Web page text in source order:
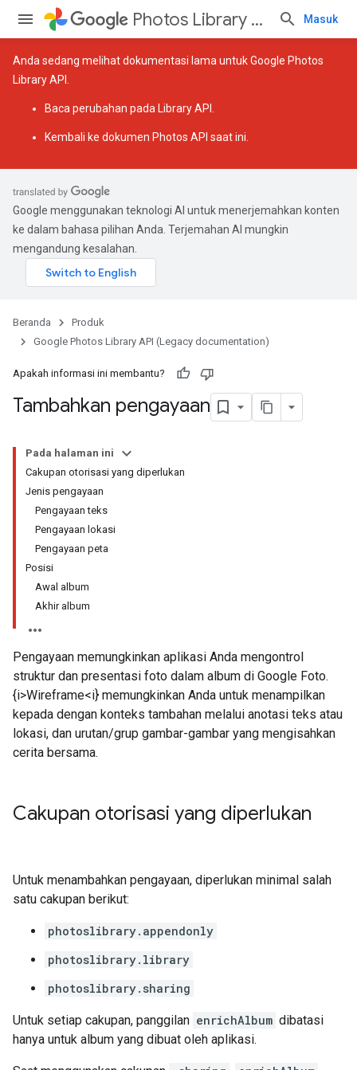
Photos Library API (Legacy documentation) Masuk
Anda sedang melihat dokumentasi lama untuk Google Photos
Library API.
Baca perubahan pada Library API
Kembali ke dokumen Photos API saat ini
Google menggunakan teknologi AI untuk menerjemahkan konten
ke dalam bahasa pilihan Anda. Terjemahan AI mungkin
mengandung kesalahan.
Beranda
Produk
Google Photos Library API (Legacy documentation)
Apakah informasi ini membantu?
Tambahkan pengayaan
Pada halaman ini
Cakupan otorisasi yang diperlukan
Jenis pengayaan
Pengayaan teks
Pengayaan lokasi
Pengayaan peta
Posisi
Awal album
Akhir album
Pengayaan memungkinkan aplikasi Anda mengontrol
struktur dan presentasi foto dalam album di Google Foto.
{i>Wireframe<i} memungkinkan Anda untuk menampilkan
kepada dengan konteks tambahan melalui anotasi teks atau
lokasi, dan urutan/grup gambar-gambar yang mengisahkan
cerita bersama.
Cakupan otorisasi yang diperlukan
Untuk menambahkan pengayaan, diperlukan minimal salah
satu cakupan berikut:
photoslibrary.appendonly
photoslibrary.library
photoslibrary.sharing
Untuk setiap cakupan, panggilan enrichAlbum dibatasi
hanya untuk album yang dibuat oleh aplikasi.